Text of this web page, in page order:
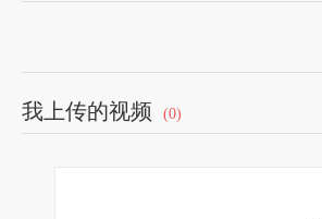
我上传的视频 (0)